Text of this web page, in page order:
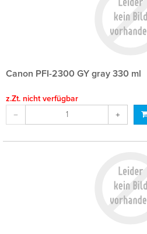
Canon PFI-2300 GY gray 330 ml
z.Zt. nicht verfügbar